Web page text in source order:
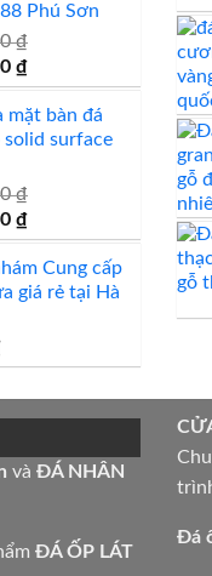
Phú Sơn
₫
₫.
₫Giá
hiện
tại
là:
mặt bàn đá
solid surface
₫
₫.
₫Giá
hiện
tại
là:
Cung cấp
giá rẻ tại Hà
và ĐÁ NHÂN
ĐÁ ỐP LÁT
Đá